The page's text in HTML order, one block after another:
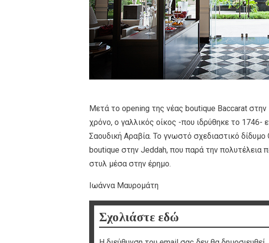
Mετά το οpening της νέας boutique Baccarat
χρόνο, ο γαλλικός οίκος -που ιδρύθηκε το
Σαουδική Αραβία. Το γνωστό σχεδιαστικό
boutique στην Jeddah, που παρά την πολυτέλεια
στυλ μέσα στην έρημο.
Ιωάννα Μαυρομάτη
Σχολιάστε εδώ